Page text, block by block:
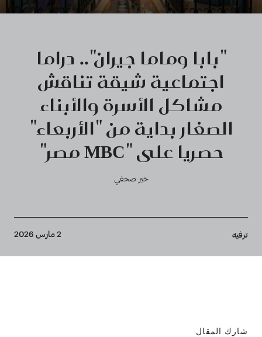
"بابا وماما جيران".. دراما
اجتماعية شيقة تناقش
مشاكل الأسرة والأبناء
الصغار بداية من "الأربعاء"
حصريا على "MBC مصر"
خبر صحفي
Breadcrumb
ترفيه 2 مارس 2026
شارك المقال